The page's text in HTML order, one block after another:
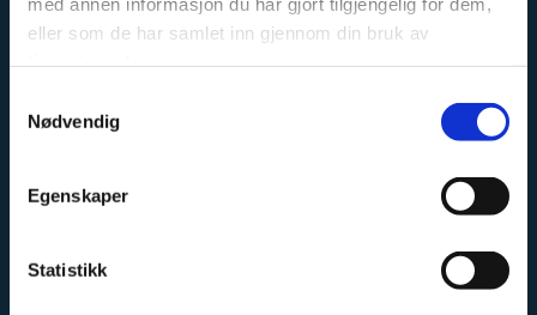
eller som de har samlet inn gjennom din bruk av
Nødvendig
Egenskaper
Statistikk
stort fokus på sykkel, langrenn og fiske. Vi har erfarne
ansatte, med stor faglig kunnskap innen sine
proffesjonelle sykkellag.
Vi fører sykler fra Cannondale, Haibike, GT og Eddy
Merckx. Ta kontakt for priser og tilgjengelighet, vi